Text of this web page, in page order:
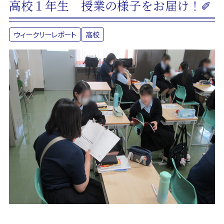
高校１年生 授業の様子をお届け！✐
ウィークリーレポート 高校